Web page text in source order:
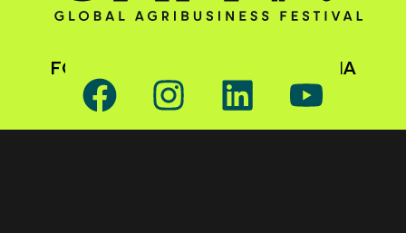
FOLLOW GAFFFF ON SOCIAL MEDIA